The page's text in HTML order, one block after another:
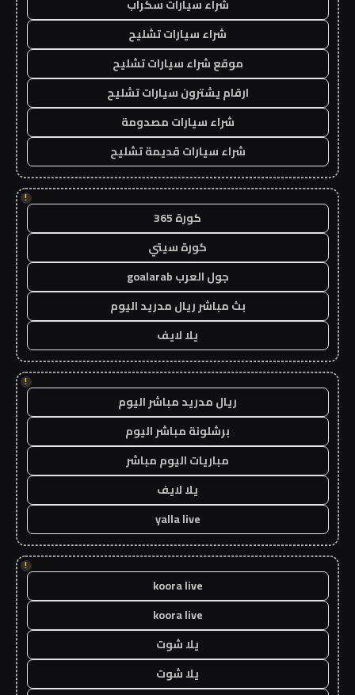
شراء سيارات سكراب
شراء سيارات تشليح
موقع شراء سيارات تشليح
ارقام يشترون سيارات تشليح
شراء سيارات مصدومة
شراء سيارات قديمة تشليح
!
كورة 365
كورة سيتي
جول العرب goalarab
بث مباشر ريال مدريد اليوم
يلا لايف
!
ريال مدريد مباشر اليوم
برشلونة مباشر اليوم
مباريات اليوم مباشر
يلا لايف
yalla live
!
koora live
koora live
يلا شوت
يلا شوت